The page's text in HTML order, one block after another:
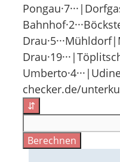
checker.de/
⇵
Berechnen